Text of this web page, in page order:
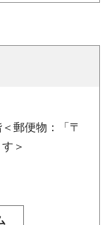
郵便物：「〒
＞